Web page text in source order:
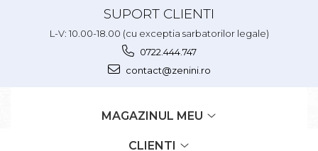
SUPORT CLIENTI
L-V: 10.00-18.00 (cu exceptia sarbatorilor legale)
0722.444.747
contact@zenini.ro
MAGAZINUL MEU
CLIENTI